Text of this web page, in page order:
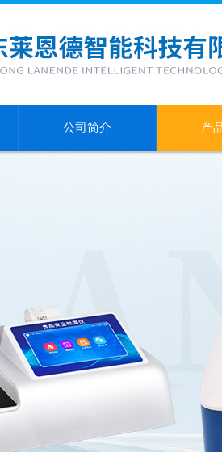
公司简介 产